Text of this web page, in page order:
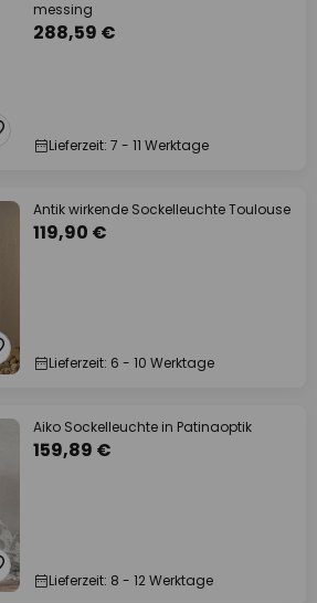
messing
288,59 €
Lieferzeit: 7 - 11 Werktage
Antik wirkende Sockelleuchte Toulouse
119,90 €
Lieferzeit: 6 - 10 Werktage
Aiko Sockelleuchte in Patinaoptik
159,89 €
Lieferzeit: 8 - 12 Werktage